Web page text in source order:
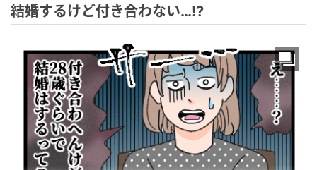
結婚するけど付き合わない…!?